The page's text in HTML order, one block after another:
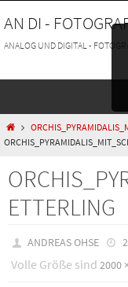
Inhalt
springen
AN DI -
ANALOG UND DIGITAL -
HOME
ETTERLING
ANDREAS OHSE
Volle Größe sind 2000